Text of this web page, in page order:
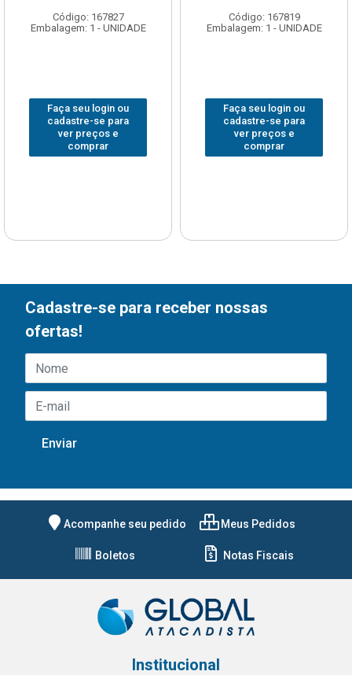
Código: 167827
Embalagem: 1 - UNIDADE
Faça seu login ou
cadastre-se para
ver preços e
comprar
Código: 167819
Embalagem: 1 - UNIDADE
Faça seu login ou
cadastre-se para
ver preços e
comprar
Cadastre-se para receber nossas
ofertas!
Acompanhe seu pedido Meus Pedidos
Boletos Notas Fiscais
Institucional